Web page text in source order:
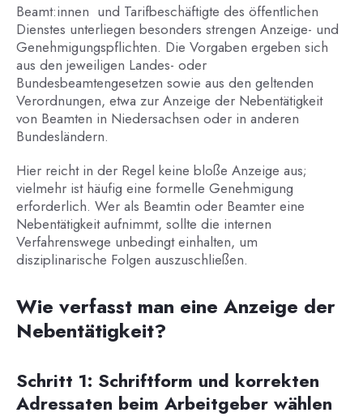
Beamt:innen und Tarifbeschäftigte des öffentlichen
Dienstes unterliegen besonders strengen Anzeige- und
Genehmigungspflichten. Die Vorgaben ergeben sich
aus den jeweiligen Landes- oder
Bundesbeamtengesetzen sowie aus den geltenden
Verordnungen, etwa zur Anzeige der Nebentätigkeit
von Beamten in Niedersachsen oder in anderen
Bundesländern.
Hier reicht in der Regel keine bloße Anzeige aus;
vielmehr ist häufig eine formelle Genehmigung
erforderlich. Wer als Beamtin oder Beamter eine
Nebentätigkeit aufnimmt, sollte die internen
Verfahrenswege unbedingt einhalten, um
disziplinarische Folgen auszuschließen.
Wie verfasst man eine Anzeige der
Nebentätigkeit?
Schritt 1: Schriftform und korrekten
Adressaten beim Arbeitgeber wählen